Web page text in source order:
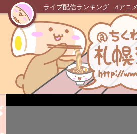
ライブ配信ランキング dアニ